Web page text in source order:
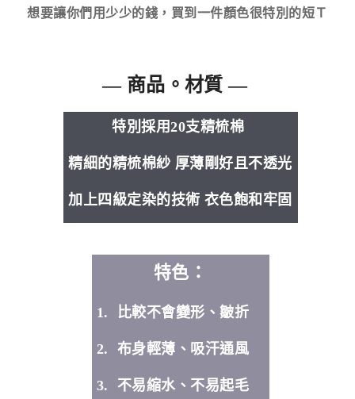
想要讓你們用少少的錢，買到一件顏色很特別的短Ｔ
— 商品。材質 —
特別採用20支精梳棉
精細的精梳棉紗 厚薄剛好且不透光
加上四級定染的技術 衣色飽和牢固
特色：
1. 比較不會變形、皺折
2. 布身輕薄、吸汗通風
3. 不易縮水、不易起毛